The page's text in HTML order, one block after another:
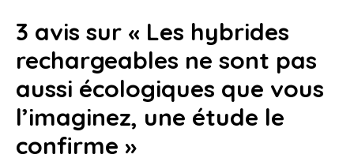
3 avis sur « Les hybrides
rechargeables ne sont pas
aussi écologiques que vous
l’imaginez, une étude le
confirme »